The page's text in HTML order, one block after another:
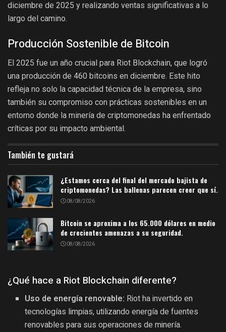
diciembre de 2025 y realizando ventas significativas a lo
largo del camino.
Producción Sostenible de Bitcoin
El 2025 fue un año crucial para Riot Blockchain, que logró
una producción de 460 bitcoins en diciembre. Este hito
refleja no solo la capacidad técnica de la empresa, sino
también su compromiso con prácticas sostenibles en un
entorno donde la minería de criptomonedas ha enfrentado
críticas por su impacto ambiental.
También te gustará
¿Estamos cerca del final del mercado bajista de
criptomonedas? Las ballenas parecen creer que sí.
08/08/2026
Bitcoin se aproxima a los 65.000 dólares en medio
de crecientes amenazas a su seguridad.
08/08/2026
¿Qué hace a Riot Blockchain diferente?
Uso de energía renovable: Riot ha invertido en
tecnologías limpias, utilizando energía de fuentes
renovables para sus operaciones de minería.